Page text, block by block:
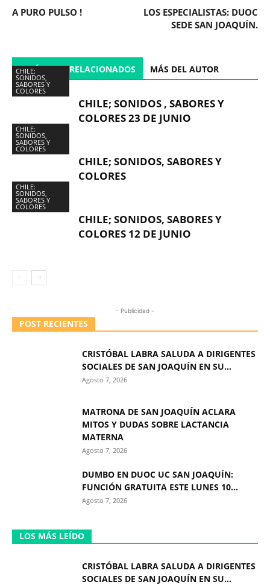
A PURO PULSO !
LOS ESPECIALISTAS: DUOC
SEDE SAN JOAQUÍN.
ARTÍCULOS RELACIONADOS MÁS DEL AUTOR
CHILE:
SONIDOS,
SABORES Y
COLORES
CHILE; SONIDOS , SABORES Y
COLORES 23 DE JUNIO
CHILE:
SONIDOS,
SABORES Y
COLORES
CHILE; SONIDOS, SABORES Y
COLORES
CHILE:
SONIDOS,
SABORES Y
COLORES
CHILE; SONIDOS, SABORES Y
COLORES 12 DE JUNIO
- Publicidad -
POST RECIENTES
CRISTÓBAL LABRA SALUDA A DIRIGENTES
SOCIALES DE SAN JOAQUÍN EN SU...
Agosto 7, 2026
MATRONA DE SAN JOAQUÍN ACLARA
MITOS Y DUDAS SOBRE LACTANCIA
MATERNA
Agosto 7, 2026
DUMBO EN DUOC UC SAN JOAQUÍN:
FUNCIÓN GRATUITA ESTE LUNES 10...
Agosto 7, 2026
LOS MÁS LEÍDO
CRISTÓBAL LABRA SALUDA A DIRIGENTES
SOCIALES DE SAN JOAQUÍN EN SU...